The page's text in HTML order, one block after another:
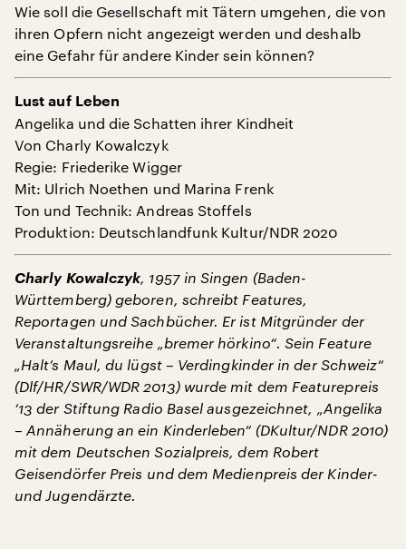
Wie soll die Gesellschaft mit Tätern umgehen, die von
ihren Opfern nicht angezeigt werden und deshalb
eine Gefahr für andere Kinder sein können?
Lust auf Leben
Angelika und die Schatten ihrer Kindheit
Von Charly Kowalczyk
Regie: Friederike Wigger
Mit: Ulrich Noethen und Marina Frenk
Ton und Technik: Andreas Stoffels
Produktion: Deutschlandfunk Kultur/NDR 2020
Charly Kowalczyk, 1957 in Singen (Baden-
Württemberg) geboren, schreibt Features,
Reportagen und Sachbücher. Er ist Mitgründer der
Veranstaltungsreihe „bremer hörkino“. Sein Feature
„Halt’s Maul, du lügst – Verdingkinder in der Schweiz“
(Dlf/HR/SWR/WDR 2013) wurde mit dem Featurepreis
‘13 der Stiftung Radio Basel ausgezeichnet, „Angelika
– Annäherung an ein Kinderleben“ (DKultur/NDR 2010)
mit dem Deutschen Sozialpreis, dem Robert
Geisendörfer Preis und dem Medienpreis der Kinder-
und Jugendärzte.